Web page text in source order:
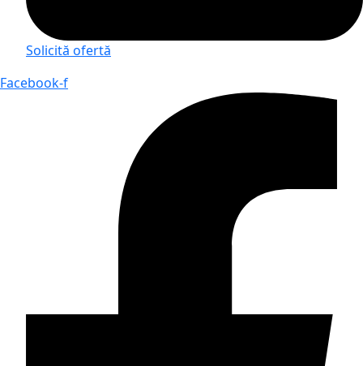
Solicită ofertă
Facebook-f